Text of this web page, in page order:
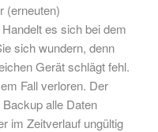
(erneuten)
es sich bei dem
sich wundern, denn
Gerät schlägt fehl.
Fall verloren. Der
alle Daten
im Zeitverlauf ungültig